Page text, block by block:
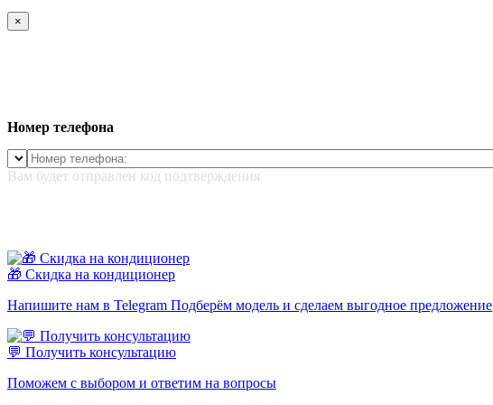
×
Номер телефона
Вам будет отправлен код подтверждения
🎁 Скидка на кондиционер
Напишите нам в Telegram Подберём модель и сделаем выгодное предложение
💬 Получить консультацию
Поможем с выбором и ответим на вопросы